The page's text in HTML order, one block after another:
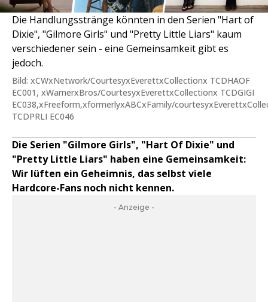
Die Handlungsstränge könnten in den Serien "Hart of
Dixie", "Gilmore Girls" und "Pretty Little Liars" kaum
verschiedener sein - eine Gemeinsamkeit gibt es
jedoch.
Bild: xCWxNetwork/CourtesyxEverettxCollectionx TCDHAOF
EC001, xWarnerxBros/CourtesyxEverettxCollectionx TCDGIGI
EC038,xFreeform,xformerlyxABCxFamily/
TCDPRLI EC046
Die Serien "Gilmore Girls", "Hart Of Dixie" und
"Pretty Little Liars" haben eine Gemeinsamkeit:
Wir lüften ein Geheimnis, das selbst viele
Hardcore-Fans noch nicht kennen.
- Anzeige -